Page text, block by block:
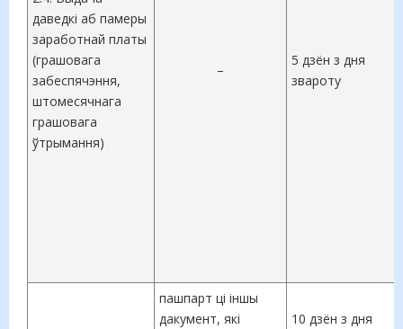
даведкі аб памеры
заработнай платы
(грашовага
забеспячэння,
штомесячнага
грашовага
ўтрымання)
–
5 дзён з дня
звароту
пашпарт ці іншы
дакумент, які
10 дзён з дня